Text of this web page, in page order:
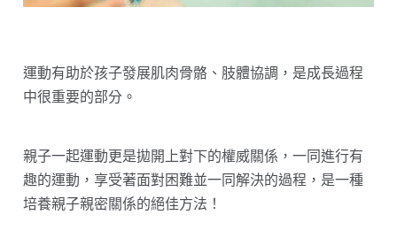
運動有助於孩子發展肌肉骨骼、肢體協調，是成長過程
中很重要的部分。
親子一起運動更是拋開上對下的權威關係，一同進行有
趣的運動，享受著面對困難並一同解決的過程，是一種
培養親子親密關係的絕佳方法！